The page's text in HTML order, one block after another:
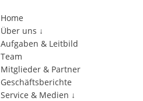
Home
Über uns ↓
Aufgaben & Leitbild
Team
Mitglieder & Partner
Geschäftsberichte
Service & Medien ↓